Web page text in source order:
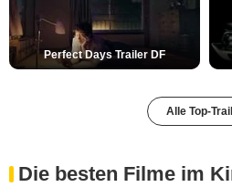
Perfect Days Trailer DF
Alle Top-
Die besten Filme im